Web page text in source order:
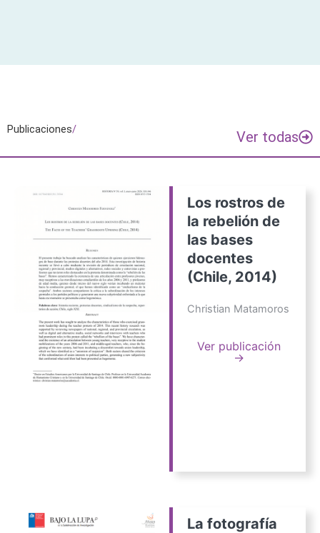
Publicaciones/ Ver todas
Los rostros de
la rebelión de
las bases
docentes
(Chile, 2014)
Christian Matamoros
Ver publicación
→
La fotografía